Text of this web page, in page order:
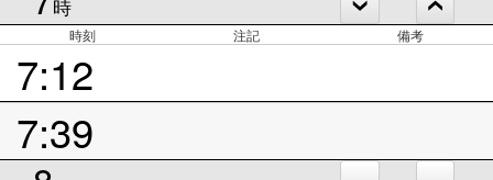
時
時刻 注記 備考
7:12
7:39